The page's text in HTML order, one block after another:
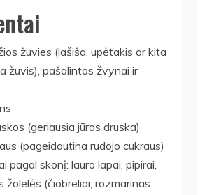
žuvies (lašiša, upėtakis ar kita
žuvis), pašalintos žvynai ir
(geriausia jūros druska)
(pageidautina rudojo cukraus)
pagal skonį: lauro lapai, pipirai,
žolelės (čiobreliai, rozmarinas